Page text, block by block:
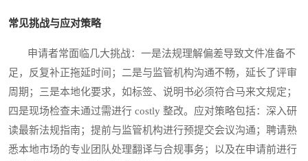
常见挑战与应对策略
申请者常面临几大挑战：一是法规理解偏差导致文件准备不
足，反复补正拖延时间；二是与监管机构沟通不畅，延长了评审
周期；三是本地化要求，如标签、说明书必须符合马来文规定；
四是现场检查未通过需进行 costly 整改。应对策略包括：深入研
读最新法规指南；提前与监管机构进行预提交会议沟通；聘请熟
悉本地市场的专业团队处理翻译与合规事务；以及在申请前进行